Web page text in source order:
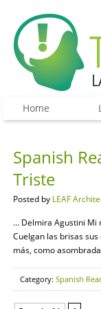
Home
Spanish
Triste
Posted by LEAF
… Delmira Agustini Mi
Cuelgan las brisas
más, como
Category: Spanish